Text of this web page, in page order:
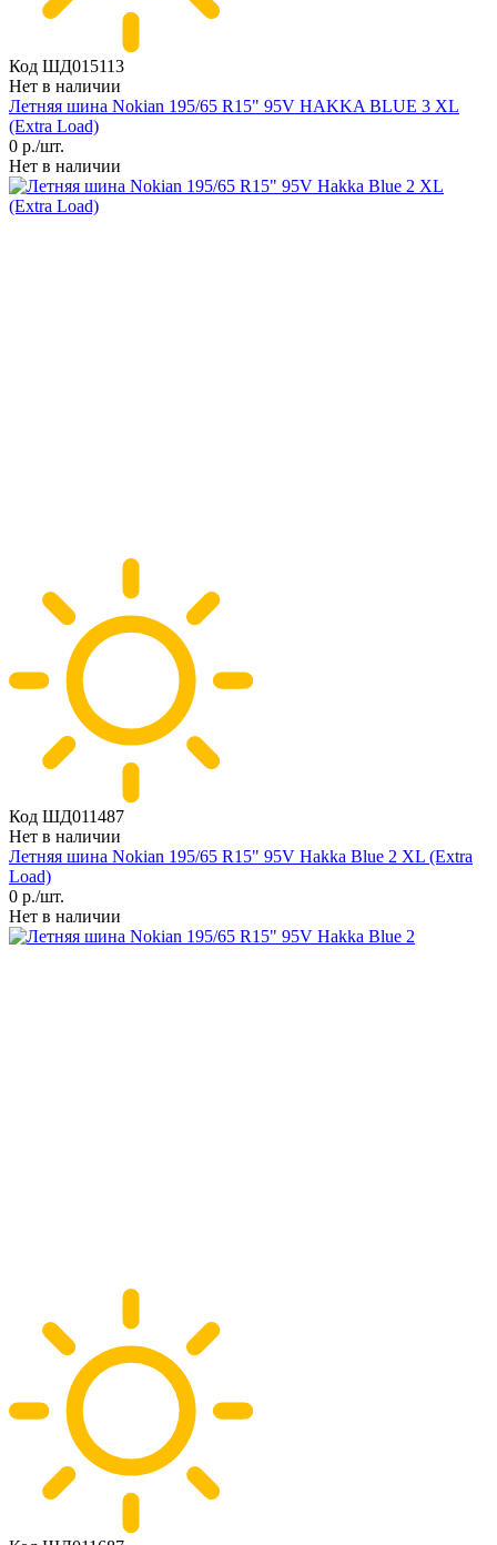
Код ШД015113
Нет в наличии
Летняя шина Nokian 195/65 R15" 95V HAKKA BLUE 3 XL
(Extra Load)
0 р./шт.
Нет в наличии
Код ШД011487
Нет в наличии
Летняя шина Nokian 195/65 R15" 95V Hakka Blue 2 XL (Extra
Load)
0 р./шт.
Нет в наличии